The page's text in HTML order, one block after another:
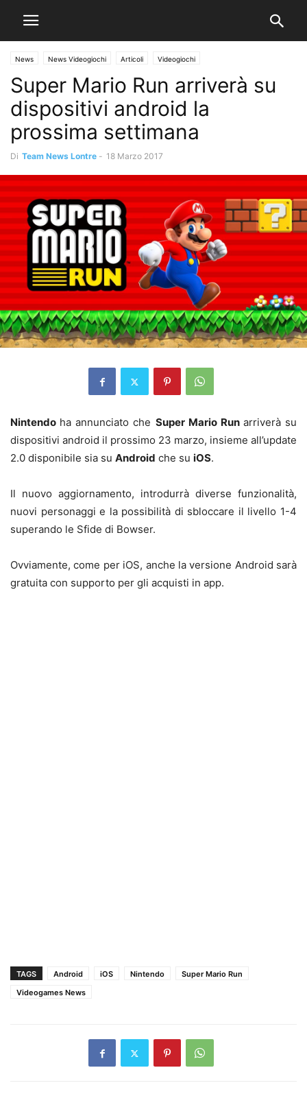
News News Videogiochi Articoli Videogiochi
Super Mario Run arriverà su
dispositivi android la
prossima settimana
Di Team News Lontre - 18 Marzo 2017
Nintendo ha annunciato che Super Mario Run arriverà su
dispositivi android il prossimo 23 marzo, insieme all’update
2.0 disponibile sia su Android che su iOS.
Il nuovo aggiornamento, introdurrà diverse funzionalità,
nuovi personaggi e la possibilità di sbloccare il livello 1-4
superando le Sfide di Bowser.
Ovviamente, come per iOS, anche la versione Android sarà
gratuita con supporto per gli acquisti in app.
TAGS Android iOS Nintendo
Super Mario Run
Videogames News